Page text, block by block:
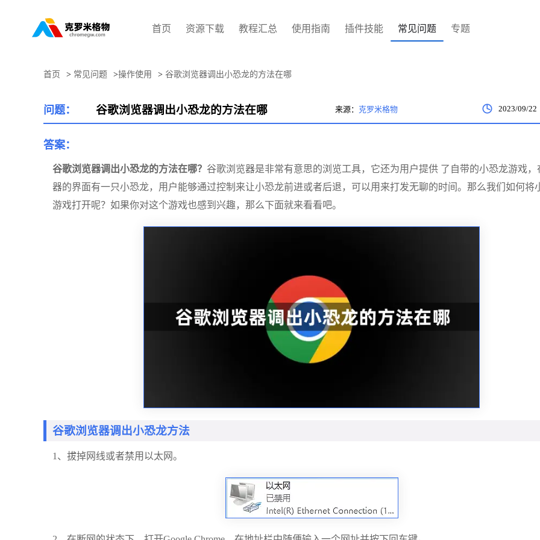
首页 资源下载 教程汇总 使用指南 插件技能 常见问题 专题
首页 > 常见问题 >操作使用 > 谷歌浏览器调出小恐龙的方法在哪
问题： 谷歌浏览器调出小恐龙的方法在哪 来源： 克罗米格物 2023/09/22
答案：
谷歌浏览器调出小恐龙的方法在哪？ 谷歌浏览器是非常有意思的浏览工具，它还为用户提供 了自带的小恐龙游戏，
器的界面有一只小恐龙，用户能够通过控制来让小恐龙前进或者后退，可以用来打发无聊的时间。那么我们如何将
游戏打开呢？如果你对这个游戏也感到兴趣，那么下面就来看看吧。
谷歌浏览器调出小恐龙方法
1、拔掉网线或者禁用以太网。